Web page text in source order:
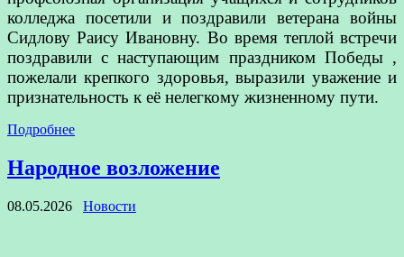
колледжа посетили и поздравили ветерана войны
Сидлову Раису Ивановну. Во время теплой встречи
поздравили с наступающим праздником Победы ,
пожелали крепкого здоровья, выразили уважение и
признательность к её нелегкому жизненному пути.
Подробнее
Народное возложение
08.05.2026 Новости